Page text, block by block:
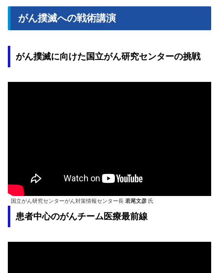
がん撲滅への戦術講演
がん撲滅に向けた国立がん研究センターの挑戦
国立がん研究センターがん対策情報センター長 若尾文彦 氏
患者中心のがんチーム医療最前線